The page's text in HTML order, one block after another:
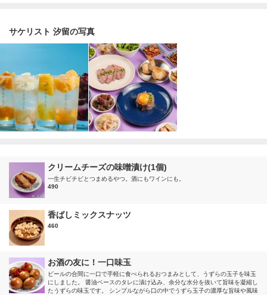
サケリスト 汐留の写真
クリームチーズの味噌漬け(1個)
一生チビチビとつまめるやつ。酒にもワインにも。
490
香ばしミックスナッツ
460
お酒の友に！一口味玉
ビールの合間に一口で手軽に食べられるおつまみとして、うずらの玉子を味玉
にしました。 醤油ベースのタレに漬け込み、余分な水分を抜いて旨味を凝縮し
たうずらの味玉です。 シンプルながら口の中でうずら玉子の濃厚な旨味や風味